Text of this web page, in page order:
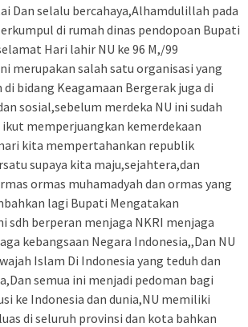
Dan selalu bercahaya,Alhamdulillah pada
di rumah dinas pendopoan Bupati
Hari lahir NU ke 96 M,/99
merupakan salah satu organisasi yang
bidang Keagamaan Bergerak juga di
sosial,sebelum merdeka NU ini sudah
memperjuangkan kemerdekaan
kita mempertahankan republik
supaya kita maju,sejahtera,dan
ormas muhamadyah dan ormas yang
lagi Bupati Mengatakan
sdh berperan menjaga NKRI menjaga
kebangsaan Negara Indonesia,,Dan NU
Islam Di Indonesia yang teduh dan
semua ini menjadi pedoman bagi
ke Indonesia dan dunia,NU memiliki
di seluruh provinsi dan kota bahkan